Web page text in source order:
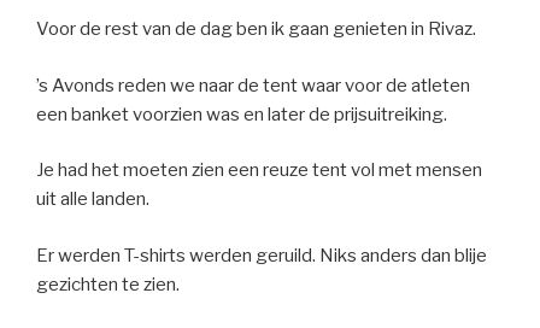
Voor de rest van de dag ben ik gaan genieten in Rivaz.
’s Avonds reden we naar de tent waar voor de atleten
een banket voorzien was en later de prijsuitreiking.
Je had het moeten zien een reuze tent vol met mensen
uit alle landen.
Er werden T-shirts werden geruild. Niks anders dan blije
gezichten te zien.